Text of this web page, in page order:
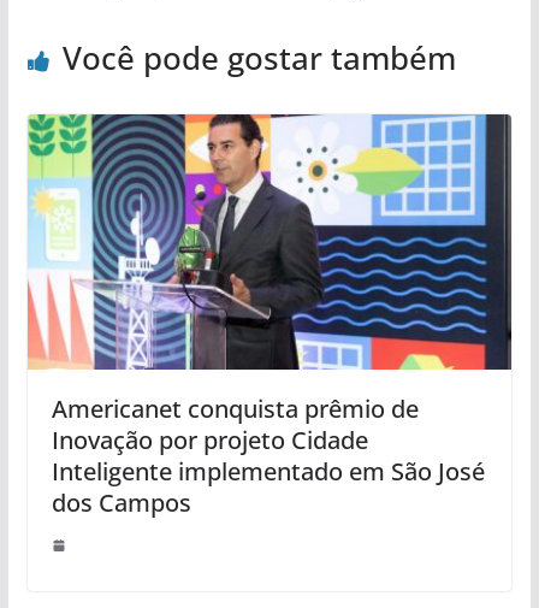
Você pode gostar também
Americanet conquista prêmio de
Inovação por projeto Cidade
Inteligente implementado em São José
dos Campos